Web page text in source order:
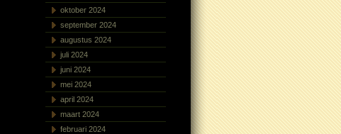
oktober 2024
september 2024
augustus 2024
juli 2024
juni 2024
mei 2024
april 2024
maart 2024
februari 2024